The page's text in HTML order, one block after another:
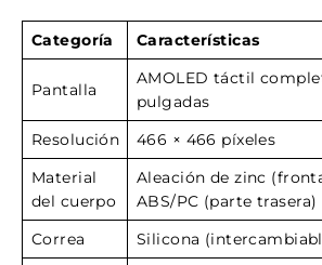
Categoría Características
Pantalla
AMOLED táctil
pulgadas
Resolución
466 × 466 píxeles
Material
del cuerpo
Aleación de zinc
ABS/PC (parte trasera)
Correa
Silicona